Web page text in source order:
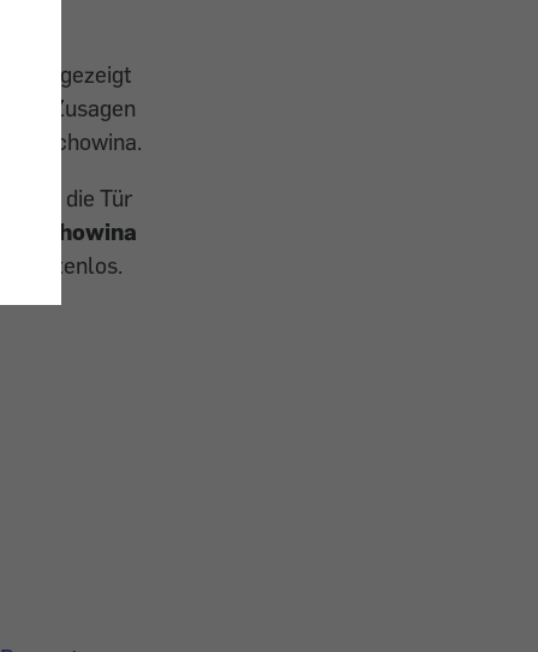
gezeigt
Zusagen
Hrachowina.
die Tür
Hrachowina
kostenlos.